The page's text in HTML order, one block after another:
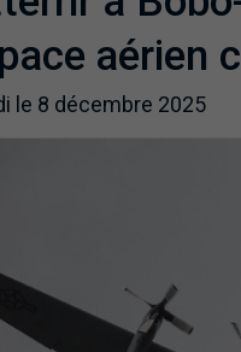
aérien
le 8 décembre 2025